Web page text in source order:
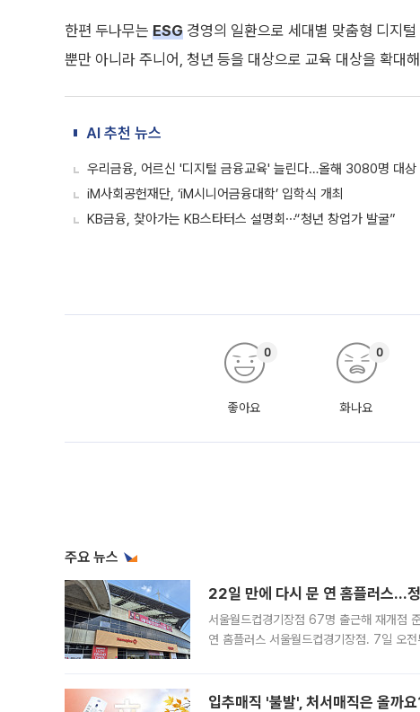
한편 두나무는 ESG 경영의 일환으로 세대별 맞춤형 디지
뿐만 아니라 주니어, 청년 등을 대상으로 교육 대상을 확대
AI 추천 뉴스
우리금융, 어르신 '디지털 금융교육' 늘린다…올해 3080명 대상
iM사회공헌재단, ‘iM시니어금융대학’ 입학식 개최
KB금융, 찾아가는 KB스타터스 설명회⋯“청년 창업가 발굴”
좋아요
0
화나요
0
주요 뉴스
22일 만에 다시 문 연 홈플러스…
서울월드컵경기장점 67명 출근해 재개점
연 홈플러스 서울월드컵경기장점. 7일 오
입추매직 '불발', 처서매직은 올까